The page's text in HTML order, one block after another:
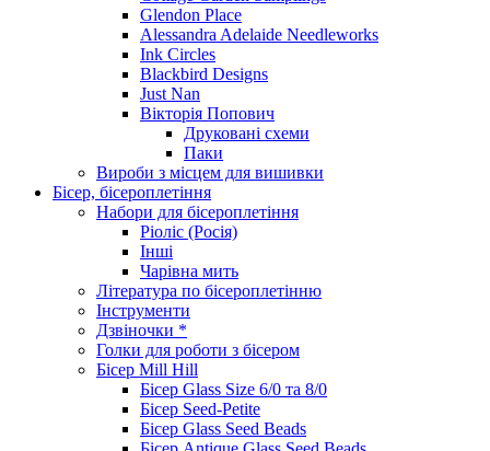
Glendon Place
Alessandra Adelaide Needleworks
Ink Circles
Blackbird Designs
Just Nan
Вікторія Попович
Друковані схеми
Паки
Вироби з місцем для вишивки
Бісер, бісероплетіння
Набори для бісероплетіння
Ріоліс (Росія)
Інші
Чарівна мить
Література по бісероплетінню
Інструменти
Дзвіночки *
Голки для роботи з бісером
Бісер Mill Hill
Бісер Glass Size 6/0 та 8/0
Бісер Seed-Petite
Бісер Glass Seed Beads